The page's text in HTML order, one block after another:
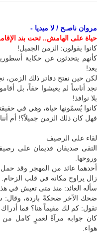
مروان ناصـح / لا ميديا -
حياة على الهامش.. تحت بند
كانوا يقولون: الزمن الجميل!
كأنهم يتحدثون عن حكاية
يعد!
لكن حين نفتح دفاتر ذلك الزمن،
نجد أناساً لم يعيشوا حقاً، بل
بلا نوافذ!
كانوا يُسمّونها حياة، وهي في
فهل كان ذلك الزمن جميلاً؟! أم
لقاء على الرصيف
التقى صديقان قديمان على رصيف
وروحها.
أحدهما عائد من المهجر وقد حمل
زال يراوح مكانه في قلب الزحام.
سأله العائد: منذ متى تعيش في
ضحك الآخر ضحكةً باردة، وقال:
تقول: كم لك مقيماً هنا؟ فما
كان جوابه مرآةً لعمرٍ كامل من
هواء.